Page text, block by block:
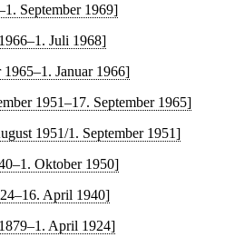
September 1969]
Juli 1968]
1965–1. Januar 1966]
1951–17. September 1965]
1951/1. September 1951]
Oktober 1950]
April 1940]
April 1924]